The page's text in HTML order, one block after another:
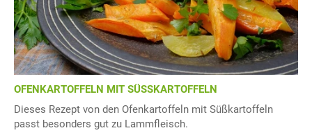
OFENKARTOFFELN MIT SÜSSKARTOFFELN
Dieses Rezept von den Ofenkartoffeln mit Süßkartoffeln
passt besonders gut zu Lammfleisch.